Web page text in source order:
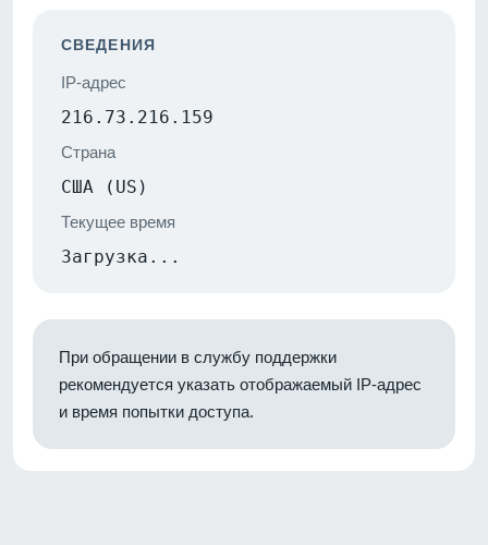
СВЕДЕНИЯ
IP-адрес
216.73.216.159
Страна
США (US)
Текущее время
Загрузка...
При обращении в службу поддержки
рекомендуется указать отображаемый IP-адрес
и время попытки доступа.